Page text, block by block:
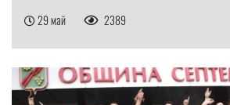
29 май 2389